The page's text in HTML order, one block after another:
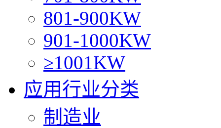
801-900KW
901-1000KW
≥1001KW
应用行业分类
制造业